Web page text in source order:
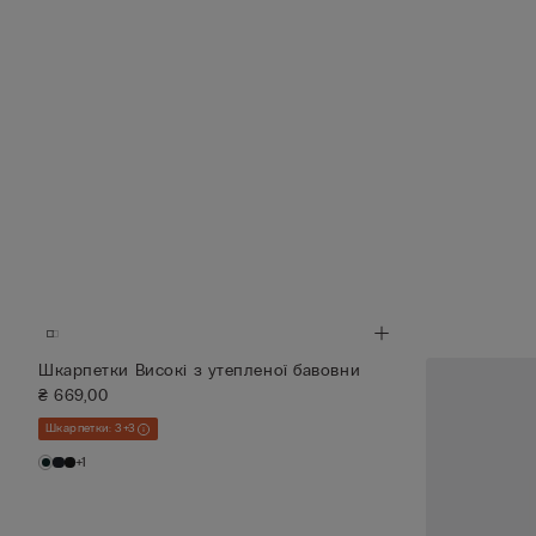
Шкарпетки Високі з утепленої бавовни
₴ 669,00
Шкарпетки: 3+3
+1